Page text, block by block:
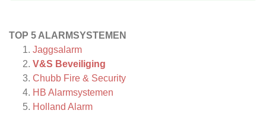
TOP 5 ALARMSYSTEMEN
Jaggsalarm
V&S Beveiliging
Chubb Fire & Security
HB Alarmsystemen
Holland Alarm